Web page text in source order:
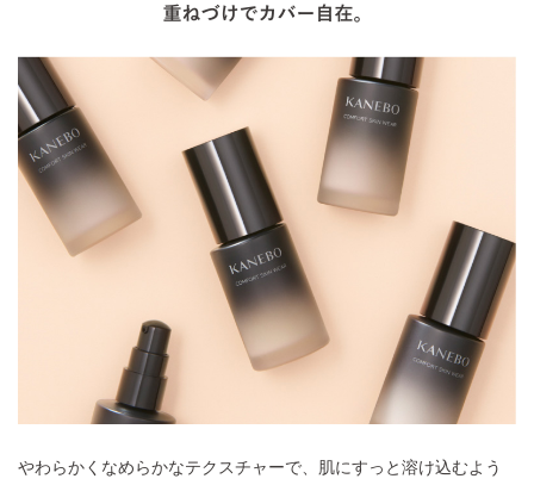
やわらかくなめらかなテクスチャーで、肌にすっと溶け込むよう